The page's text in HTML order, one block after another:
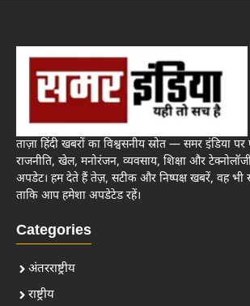
ताज़ा हिंदी खबरों का विश्वसनीय स्रोत — समर इंडिया पर पढ़ें
राजनीति, खेल, मनोरंजन, व्यवसाय, शिक्षा और
अपडेट। हम देते हैं तेज़, सटीक और निष्पक्ष खबरें, वह भी
ताकि आप हमेशा अपडेटेड रहें।
Categories
अंतरराष्ट्रीय
राष्ट्रीय